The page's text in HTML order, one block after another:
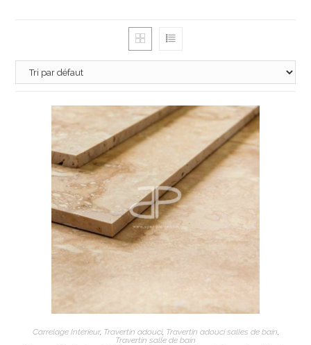
AJOUTER AU PANIER
Carrelage Intérieur, Travertin adouci, Travertin adouci salles de bain,
Travertin salle de bain